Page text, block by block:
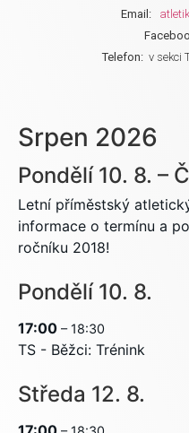
Email:
Telefon: v sekci
Srpen 2026
Pondělí 10. 8. –
Letní příměstský
informace o termínu a
ročníku 2018!
Pondělí 10. 8.
17:00 – 18:30
TS - Běžci: Trénink
Středa 12. 8.